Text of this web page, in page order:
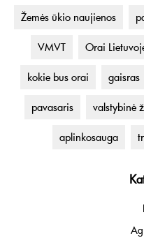
Žemės ūkio naujienos
VMVT Orai
kokie bus orai gaisras
pavasaris valstybinė
aplinkosauga